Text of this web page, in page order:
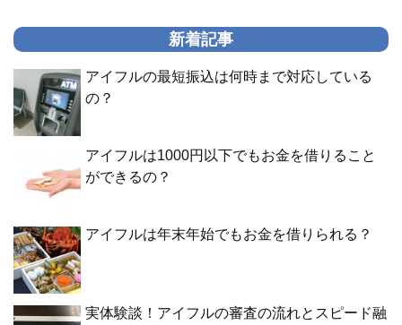
新着記事
アイフルの最短振込は何時まで対応している
の？
アイフルは1000円以下でもお金を借りること
ができるの？
アイフルは年末年始でもお金を借りられる？
実体験談！アイフルの審査の流れとスピード融